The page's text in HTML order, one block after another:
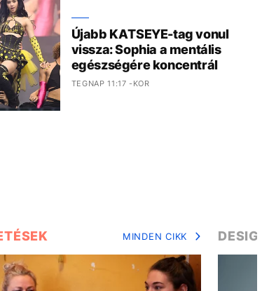
Újabb KATSEYE-tag vonul
vissza: Sophia a mentális
egészségére koncentrál
TEGNAP 11:17 -KOR
MINDEN CIKK DESIGN